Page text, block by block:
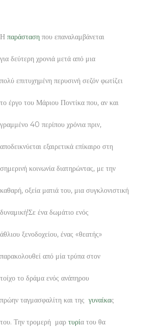
Η παράσταση που επαναλαμβάνεται
για δεύτερη χρονιά μετά από μια
πολύ επιτυχημένη περυσινή σεζόν φωτίζει
το έργο του Μάριου Ποντίκα που, αν και
γραμμένο 40 περίπου χρόνια πριν,
αποδεικνύεται εξαιρετικά επίκαιρο στη
σημερινή κοινωνία διατηρώντας, με την
καθαρή, οξεία ματιά του, μια συγκλονιστική
δυναμική!Σε ένα δωμάτιο ενός
άθλιου ξενοδοχείου, ένας «θεατής»
παρακολουθεί από μία τρύπα στον
τοίχο το δράμα ενός ανάπηρου
πρώην ταγμασφαλίτη και της γυναίκας
του. Την τρομερή μαρ τυρία του θα